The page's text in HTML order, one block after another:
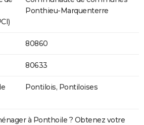
Ponthieu-Marquenterre
80860
80633
Pontilois, Pontiloises
à Ponthoile ? Obtenez votre